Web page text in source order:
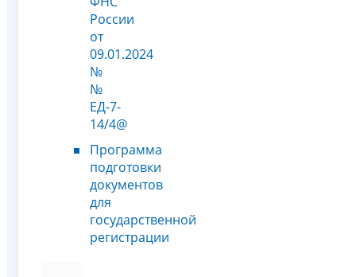
России
от
09.01.2024
№
№
ЕД-7-
14/4@
Программа
подготовки
документов
для
государственной
регистрации